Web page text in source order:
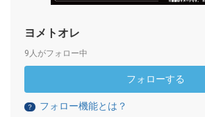
ヨメトオレ
9人がフォロー中
フォローする
？ フォロー機能とは？